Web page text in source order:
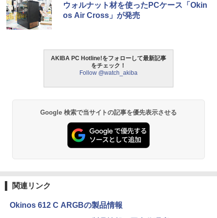
ウォルナット材を使ったPCケース「Okin
os Air Cross」が発売
AKIBA PC Hotline!をフォローして最新記事
をチェック！
Follow @watch_akiba
Google 検索で当サイトの記事を優先表示させる
関連リンク
Okinos 612 C ARGBの製品情報